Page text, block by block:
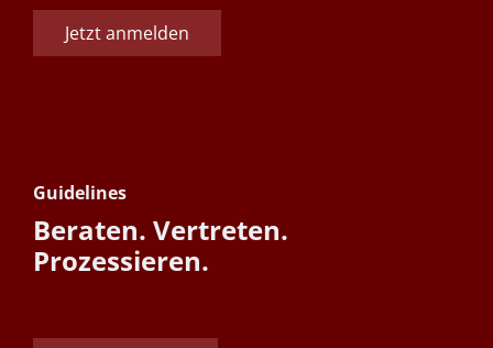
Jetzt anmelden
Guidelines
Beraten. Vertreten.
Prozessieren.